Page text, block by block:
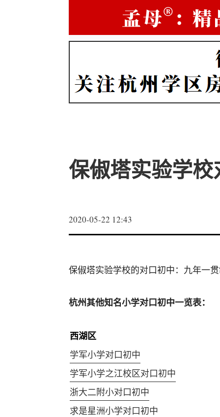
保俶塔实验学校
2020-05-22 12:43
保俶塔实验学校的对口初中：九年一
杭州其他知名小学对口初中一览表：
西湖区
学军小学对口初中
学军小学之江校区对口初中
浙大二附小对口初中
求是星洲小学对口初中